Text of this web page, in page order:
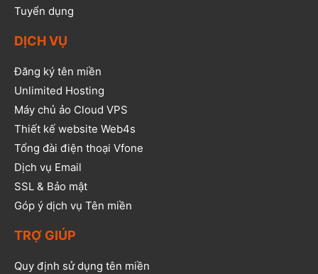
Tuyển dụng
DỊCH VỤ
Đăng ký tên miền
Unlimited Hosting
Máy chủ ảo Cloud VPS
Thiết kế website Web4s
Tổng đài điện thoại Vfone
Dịch vụ Email
SSL & Bảo mật
Góp ý dịch vụ Tên miền
TRỢ GIÚP
Quy định sử dụng tên miền